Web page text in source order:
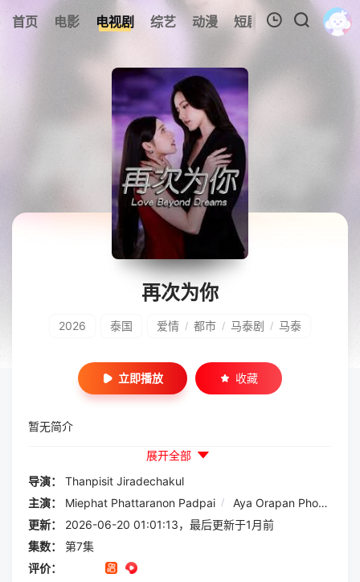
首页 电影 电视剧 综艺 动漫 短剧 今日更新
0
暂无观看影片的记录
再次为你
2026 泰国 爱情 / 都市 / 马泰剧 / 马泰
立即播放 收藏
暂无简介
展开全部
导演：
Thanpisit Jiradechakul
主演：
Miephat Phattaranon Padpai /
Aya Orapan Phongmaykin
更新：
2026-06-20 01:01:13，最后更新于1月前
集数：
第7集
评价：